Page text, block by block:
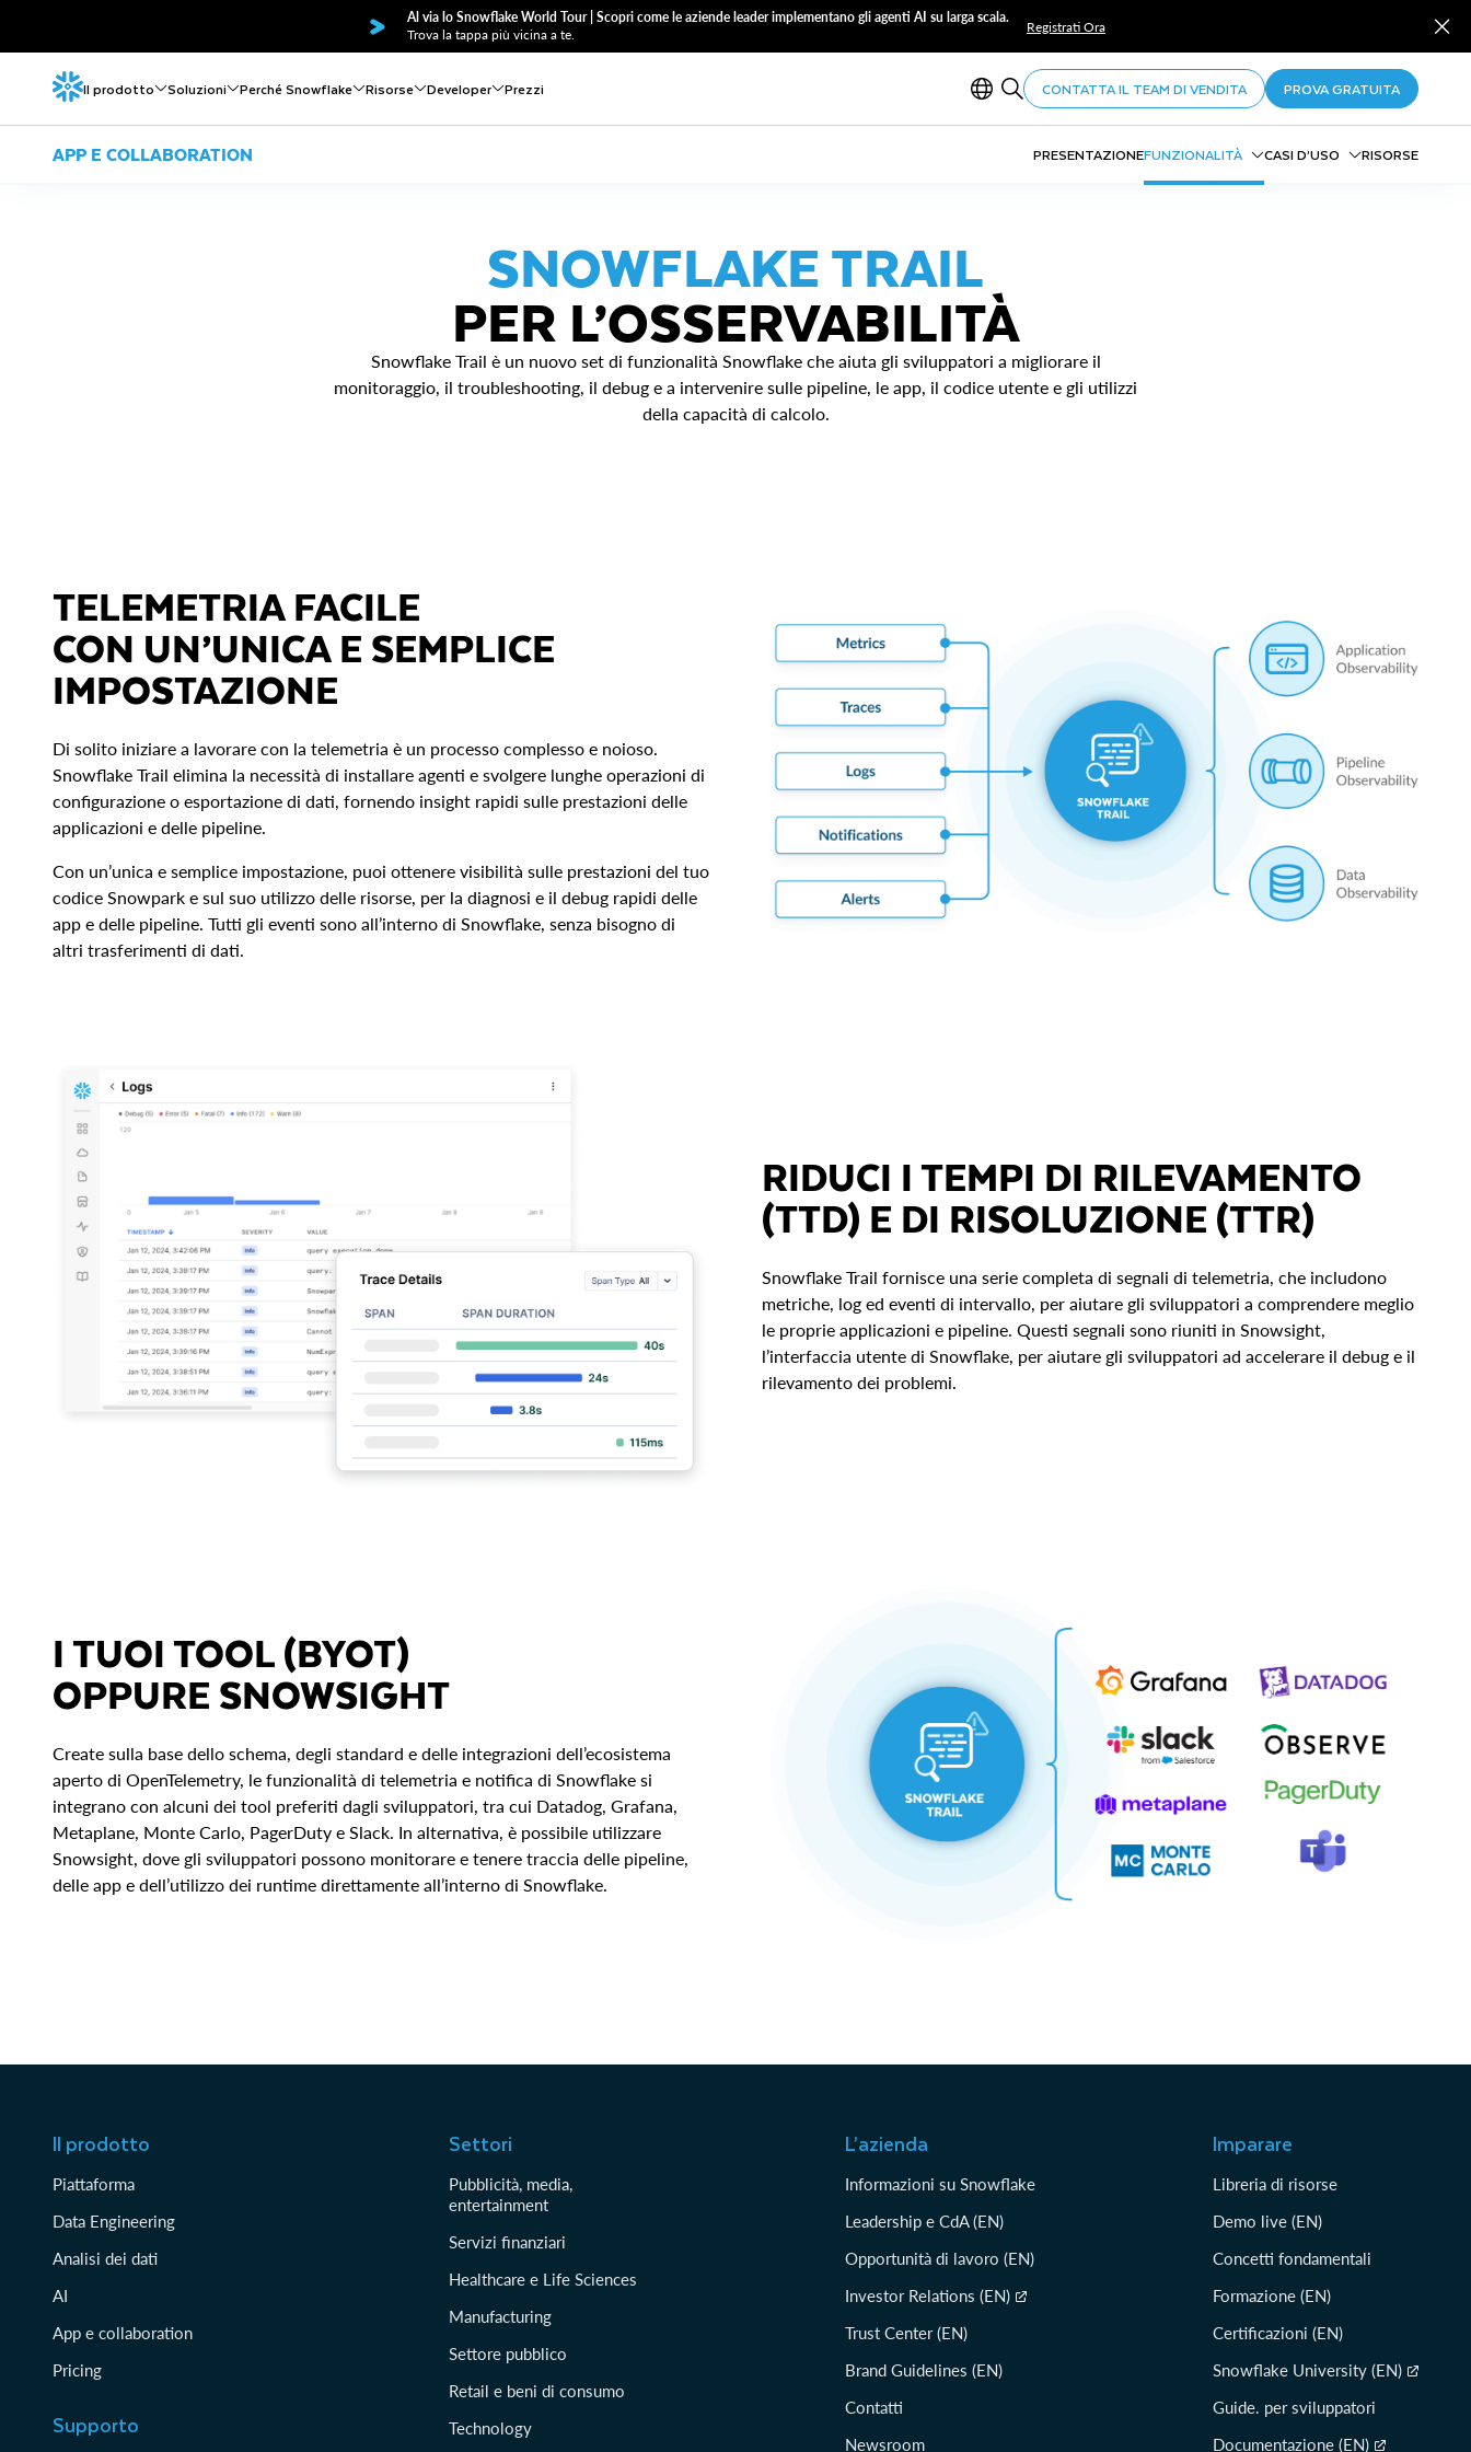
Al via lo Snowflake World Tour | Scopri come le aziende leader implementano gli agenti AI su larga scala.
Trova la tappa più vicina a te.
Registrati Ora
Il prodotto Soluzioni Perché Snowflake Risorse Developer Prezzi CONTATTA IL TEAM DI VENDITA PROVA GRATUITA
APP E COLLABORATION PRESENTAZIONEFUNZIONALITÀ CASI D’USO RISORSE
SNOWFLAKE TRAIL
PER L’OSSERVABILITÀ
Snowflake Trail è un nuovo set di funzionalità Snowflake che aiuta gli sviluppatori a migliorare il
monitoraggio, il troubleshooting, il debug e a intervenire sulle pipeline, le app, il codice utente e gli utilizzi
della capacità di calcolo.
TELEMETRIA FACILE
CON UN’UNICA E SEMPLICE
IMPOSTAZIONE
Di solito iniziare a lavorare con la telemetria è un processo complesso e noioso.
Snowflake Trail elimina la necessità di installare agenti e svolgere lunghe operazioni di
configurazione o esportazione di dati, fornendo insight rapidi sulle prestazioni delle
applicazioni e delle pipeline.
Con un’unica e semplice impostazione, puoi ottenere visibilità sulle prestazioni del tuo
codice Snowpark e sul suo utilizzo delle risorse, per la diagnosi e il debug rapidi delle
app e delle pipeline. Tutti gli eventi sono all’interno di Snowflake, senza bisogno di
altri trasferimenti di dati.
RIDUCI I TEMPI DI RILEVAMENTO
(TTD) E DI RISOLUZIONE (TTR)
Snowflake Trail fornisce una serie completa di segnali di telemetria, che includono
metriche, log ed eventi di intervallo, per aiutare gli sviluppatori a comprendere meglio
le proprie applicazioni e pipeline. Questi segnali sono riuniti in Snowsight,
l’interfaccia utente di Snowflake, per aiutare gli sviluppatori ad accelerare il debug e il
rilevamento dei problemi.
I TUOI TOOL (BYOT)
OPPURE SNOWSIGHT
Create sulla base dello schema, degli standard e delle integrazioni dell’ecosistema
aperto di OpenTelemetry, le funzionalità di telemetria e notifica di Snowflake si
integrano con alcuni dei tool preferiti dagli sviluppatori, tra cui Datadog, Grafana,
Metaplane, Monte Carlo, PagerDuty e Slack. In alternativa, è possibile utilizzare
Snowsight, dove gli sviluppatori possono monitorare e tenere traccia delle pipeline,
delle app e dell’utilizzo dei runtime direttamente all’interno di Snowflake.
Il prodotto
Piattaforma
Data Engineering
Analisi dei dati
AI
App e collaboration
Pricing
Supporto
Settori
Pubblicità, media,
entertainment
Servizi finanziari
Healthcare e Life Sciences
Manufacturing
Settore pubblico
Retail e beni di consumo
Technology
L’azienda
Informazioni su Snowflake
Leadership e CdA (EN)
Opportunità di lavoro (EN)
Investor Relations (EN)
Trust Center (EN)
Brand Guidelines (EN)
Contatti
Newsroom
Imparare
Libreria di risorse
Demo live (EN)
Concetti fondamentali
Formazione (EN)
Certificazioni (EN)
Snowflake University (EN)
Guide. per sviluppatori
Documentazione (EN)